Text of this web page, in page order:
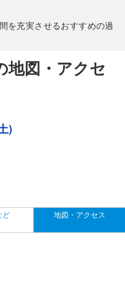
を充実させるおすすめの過
地図・アクセ
)
ど 地図・アクセス